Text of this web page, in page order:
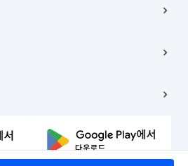
율곡로 6(중학동, 트윈트리빌딩) B동 5층
수송동 율곡로 24, 7층, 8층 미소
와 책임은 거래당사자에게 있습니다.
Rights Reserved.